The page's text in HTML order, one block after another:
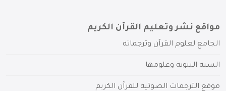
مواقع نشر وتعليم القرآن الكريم
الجامع لعلوم القرآن وترجماته
السنة النبوية وعلومها
موقع الترجمات الصوتية للقرآن الكريم